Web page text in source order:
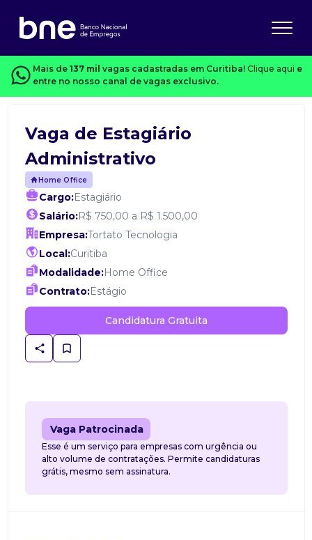
Mais de 137 mil vagas cadastradas em Curitiba! Clique aqui e
entre no nosso canal de vagas exclusivo.
Vaga de Estagiário
Administrativo
Home Office
Cargo:Estagiário
Salário:R$ 750,00 a R$ 1.500,00
Empresa:Tortato Tecnologia
Local:Curitiba
Modalidade:Home Office
Contrato:Estágio
Candidatura Gratuita
Vaga Patrocinada
Esse é um serviço para empresas com urgência ou
alto volume de contratações. Permite candidaturas
grátis, mesmo sem assinatura.